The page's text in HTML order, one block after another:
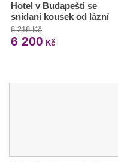
Hotel v Budapešti se
snídaní kousek od lázní
8 218 Kč
6 200 Kč